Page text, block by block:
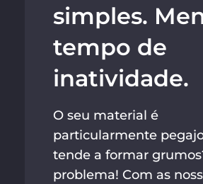
simples.
tempo de
inatividade.
O seu material é
particularmente
tende a formar
problema! Com as